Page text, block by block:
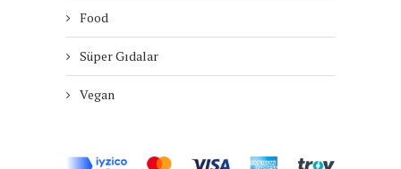
Food
Süper Gıdalar
Vegan